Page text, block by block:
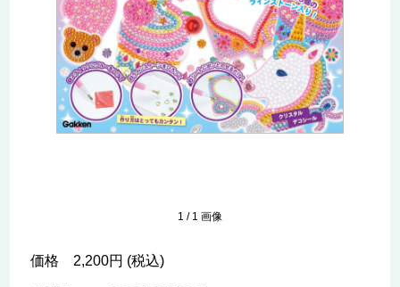
1 / 1 画像
価格 2,200円 (税込)